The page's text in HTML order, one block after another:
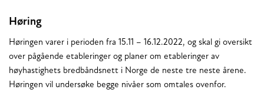
Høring
Høringen varer i perioden fra 15.11 – 16.12.2022, og skal gi oversikt
over pågående etableringer og planer om etableringer av
høyhastighets bredbåndsnett i Norge de neste tre neste årene.
Høringen vil undersøke begge nivåer som omtales ovenfor.